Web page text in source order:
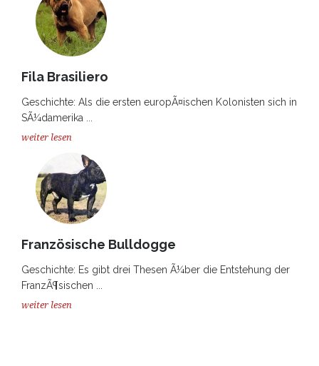
Fila Brasiliero
Geschichte: Als die ersten europÃ¤ischen Kolonisten sich in
SÃ¼damerika ...
weiter lesen
Französische Bulldogge
Geschichte: Es gibt drei Thesen Ã¼ber die Entstehung der
FranzÃ¶sischen ...
weiter lesen